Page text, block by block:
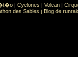
| Cyclones | Volcan |
des Sables | Blog de